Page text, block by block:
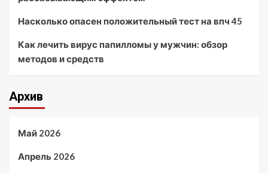
Насколько опасен положительный тест на впч 45
Как лечить вирус папилломы у мужчин: обзор
методов и средств
Архив
Май 2026
Апрель 2026